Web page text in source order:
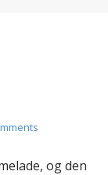
og den